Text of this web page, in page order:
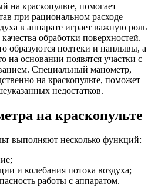
на краскопульте, помогает
при рациональном расходе
в аппарате играет важную роль
обработки поверхностей.
образуются подтеки и наплывы, а
на основании появятся участки с
Специальный манометр,
на краскопульте, поможет
недостатков.
на краскопульте
выполняют несколько функций:
и колебания потока воздуха;
работы с аппаратом.